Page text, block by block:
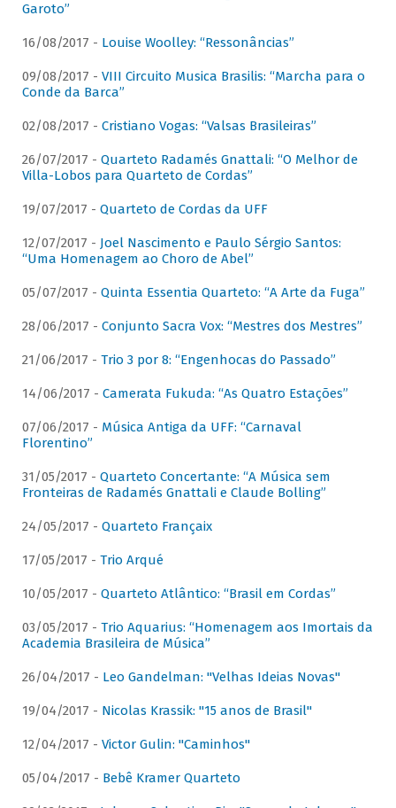
Garoto”
16/08/2017 - Louise Woolley: “Ressonâncias”
09/08/2017 - VIII Circuito Musica Brasilis: “Marcha para o
Conde da Barca”
02/08/2017 - Cristiano Vogas: “Valsas Brasileiras”
26/07/2017 - Quarteto Radamés Gnattali: “O Melhor de
Villa-Lobos para Quarteto de Cordas”
19/07/2017 - Quarteto de Cordas da UFF
12/07/2017 - Joel Nascimento e Paulo Sérgio Santos:
“Uma Homenagem ao Choro de Abel”
05/07/2017 - Quinta Essentia Quarteto: “A Arte da Fuga”
28/06/2017 - Conjunto Sacra Vox: “Mestres dos Mestres”
21/06/2017 - Trio 3 por 8: “Engenhocas do Passado”
14/06/2017 - Camerata Fukuda: “As Quatro Estações”
07/06/2017 - Música Antiga da UFF: “Carnaval
Florentino”
31/05/2017 - Quarteto Concertante: “A Música sem
Fronteiras de Radamés Gnattali e Claude Bolling”
24/05/2017 - Quarteto Françaix
17/05/2017 - Trio Arqué
10/05/2017 - Quarteto Atlântico: “Brasil em Cordas”
03/05/2017 - Trio Aquarius: “Homenagem aos Imortais da
Academia Brasileira de Música”
26/04/2017 - Leo Gandelman: "Velhas Ideias Novas"
19/04/2017 - Nicolas Krassik: "15 anos de Brasil"
12/04/2017 - Victor Gulin: "Caminhos"
05/04/2017 - Bebê Kramer Quarteto